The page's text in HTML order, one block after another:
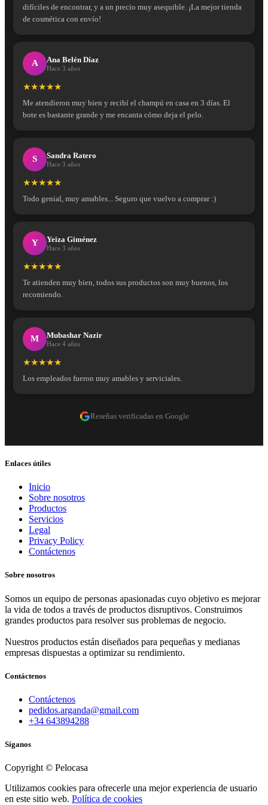
difíciles de encontrar, y a un precio muy asequible. ¡La mejor tienda
de cosmética con envío!
A Ana Belén Díaz
Hace 3 años
★★★★★
Me atendieron muy bien y recibí el champú en casa en 3 días. El
bote es bastante grande y me encanta cómo deja el pelo.
S Sandra Ratero
Hace 3 años
★★★★★
Todo genial, muy amables... Seguro que vuelvo a comprar :)
Y Yeiza Giménez
Hace 3 años
★★★★★
Te atienden muy bien, todos sus productos son muy buenos, los
recomiendo.
M Mubashar Nazir
Hace 4 años
★★★★★
Los empleados fueron muy amables y serviciales.
Reseñas verificadas en Google
Enlaces útiles
Inicio
Sobre nosotros
Productos
Servicios
Legal
Privacy Policy
Contáctenos
Sobre nosotros
Somos un equipo de personas apasionadas cuyo objetivo es mejorar
la vida de todos a través de productos disruptivos. Construimos
grandes productos para resolver sus problemas de negocio.
Nuestros productos están diseñados para pequeñas y medianas
empresas dispuestas a optimizar su rendimiento.
Contáctenos
Contáctenos
pedidos.arganda@gmail.com
+34 643894288
Síganos
Copyright © Pelocasa
Utilizamos cookies para ofrecerle una mejor experiencia de usuario
en este sitio web. Política de cookies